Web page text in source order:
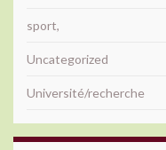
sport,
Uncategorized
Université/recherche